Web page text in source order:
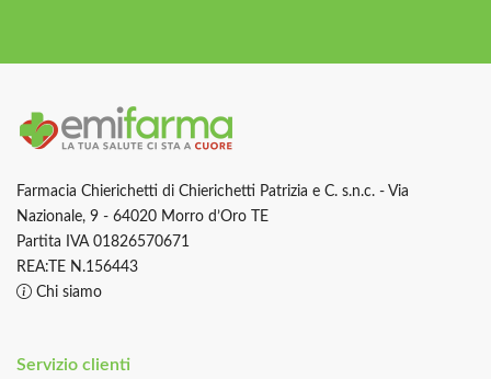
Farmacia Chierichetti di Chierichetti Patrizia e C. s.n.c. - Via
Nazionale, 9 - 64020 Morro d’Oro TE
Partita IVA 01826570671
REA:TE N.156443
Chi siamo
Servizio clienti